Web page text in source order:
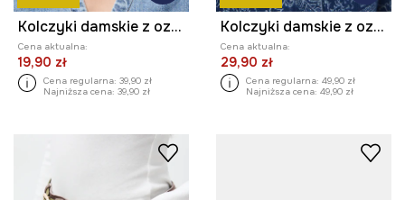
Kolczyki damskie z ozdobnymi zawieszkami
Cena aktualna:
19,90 zł
Cena regularna: 39,90 zł
Najniższa cena: 39,90 zł
Kolczyki damskie z ozdobnymi kryształkami (3-pack)
Cena aktualna:
29,90 zł
Cena regularna: 49,90 zł
Najniższa cena: 49,90 zł